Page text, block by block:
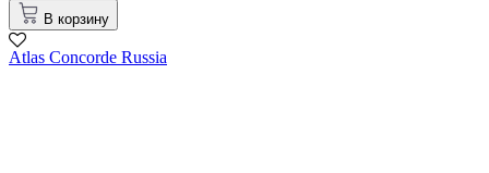
В корзину
Atlas Concorde Russia